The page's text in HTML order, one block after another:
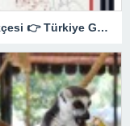
Tarsuslu Muhtar Hüseyin Aydın’ın Dilekçesi 👉 Türkiye Gündeminde